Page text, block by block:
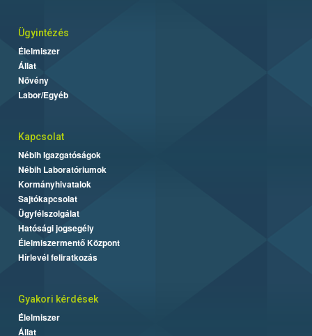
Ügyintézés
Élelmiszer
Állat
Növény
Labor/Egyéb
Kapcsolat
Nébih Igazgatóságok
Nébih Laboratóriumok
Kormányhivatalok
Sajtókapcsolat
Ügyfélszolgálat
Hatósági jogsegély
Élelmiszermentő Központ
Hírlevél feliratkozás
Gyakori kérdések
Élelmiszer
Állat